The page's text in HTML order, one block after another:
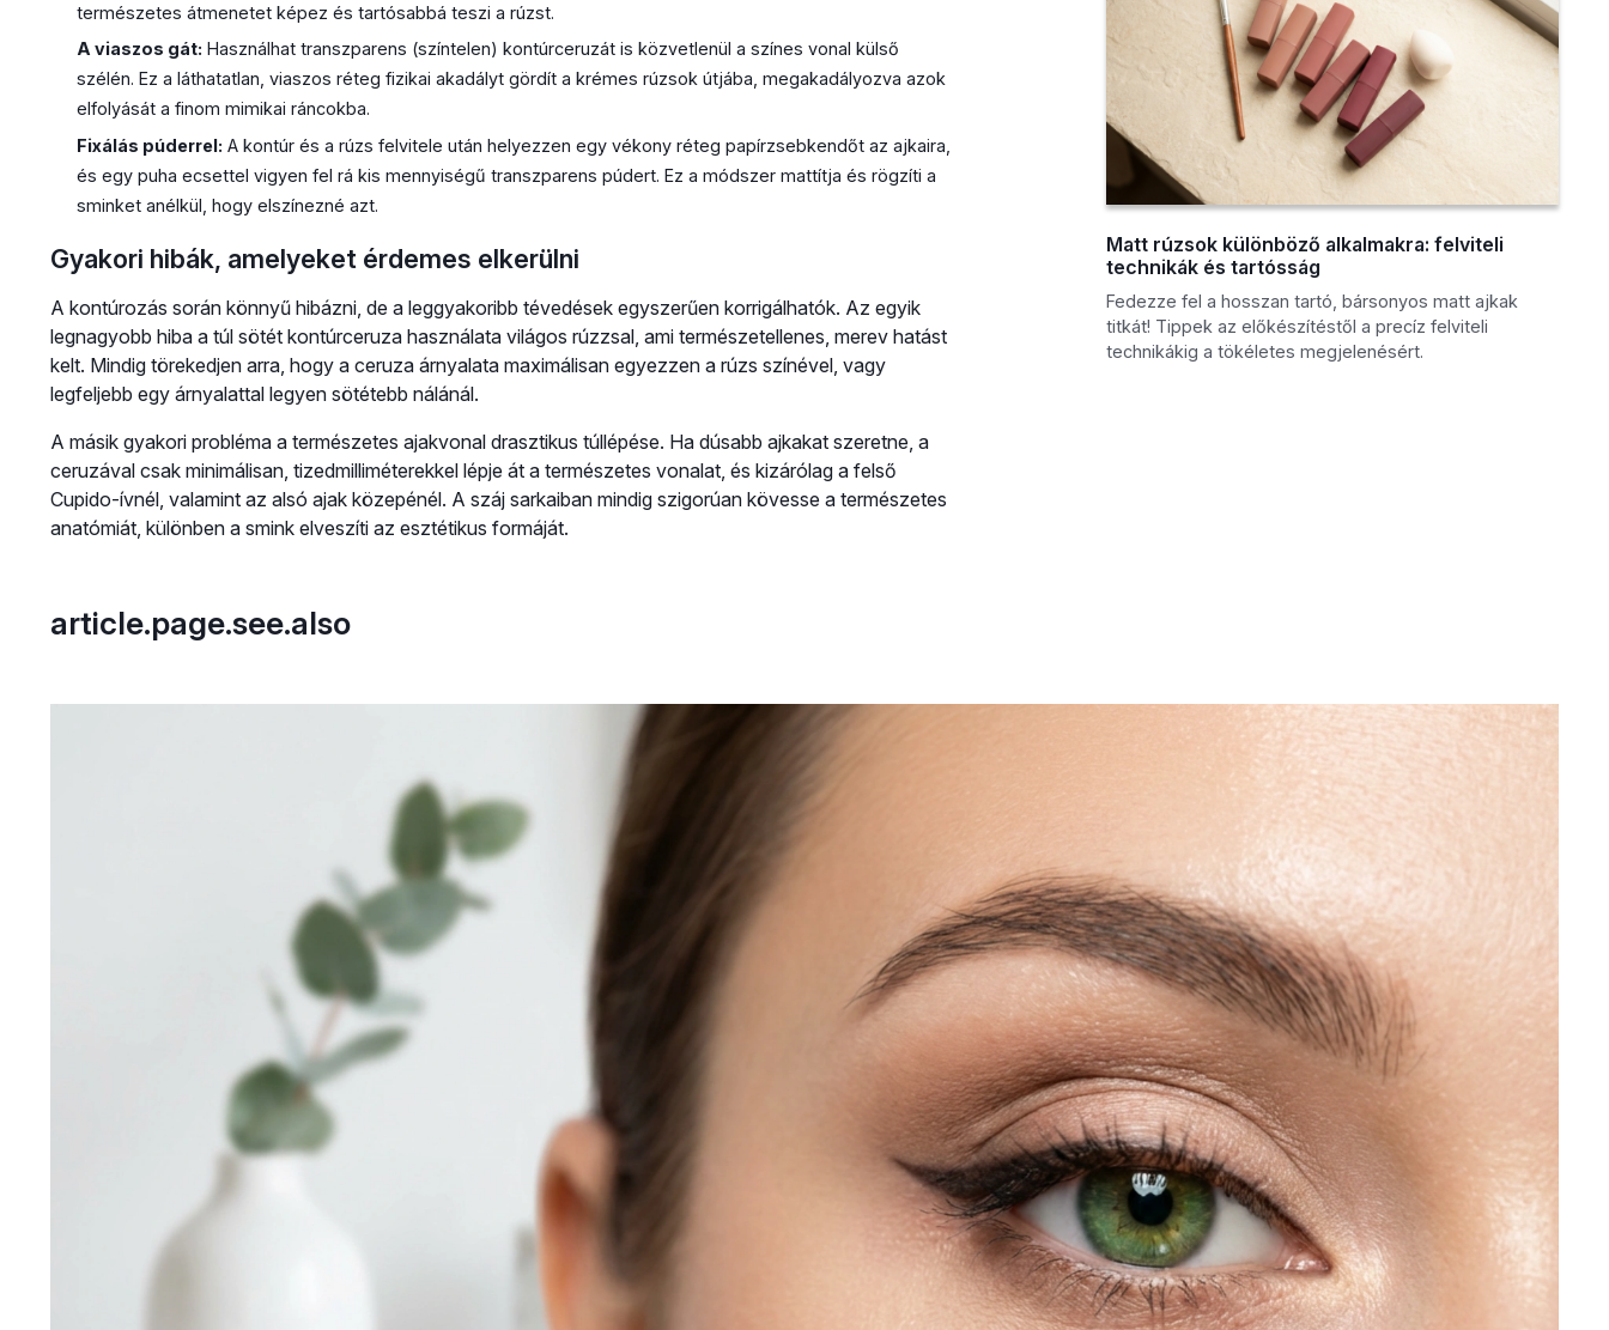
természetes átmenetet képez és tartósabbá teszi a rúzst.
A viaszos gát: Használhat transzparens (színtelen) kontúrceruzát is közvetlenül a színes vonal külső
szélén. Ez a láthatatlan, viaszos réteg fizikai akadályt gördít a krémes rúzsok útjába, megakadályozva azok
elfolyását a finom mimikai ráncokba.
Fixálás púderrel: A kontúr és a rúzs felvitele után helyezzen egy vékony réteg papírzsebkendőt az ajkaira,
és egy puha ecsettel vigyen fel rá kis mennyiségű transzparens púdert. Ez a módszer mattítja és rögzíti a
sminket anélkül, hogy elszínezné azt.
Gyakori hibák, amelyeket érdemes elkerülni
A kontúrozás során könnyű hibázni, de a leggyakoribb tévedések egyszerűen korrigálhatók. Az egyik
legnagyobb hiba a túl sötét kontúrceruza használata világos rúzzsal, ami természetellenes, merev hatást
kelt. Mindig törekedjen arra, hogy a ceruza árnyalata maximálisan egyezzen a rúzs színével, vagy
legfeljebb egy árnyalattal legyen sötétebb nálánál.
A másik gyakori probléma a természetes ajakvonal drasztikus túllépése. Ha dúsabb ajkakat szeretne, a
ceruzával csak minimálisan, tizedmilliméterekkel lépje át a természetes vonalat, és kizárólag a felső
Cupido-ívnél, valamint az alsó ajak közepénél. A száj sarkaiban mindig szigorúan kövesse a természetes
anatómiát, különben a smink elveszíti az esztétikus formáját.
Matt rúzsok különböző alkalmakra: felviteli
technikák és tartósság
Fedezze fel a hosszan tartó, bársonyos matt ajkak
titkát! Tippek az előkészítéstől a precíz felviteli
technikákig a tökéletes megjelenésért.
article.page.see.also